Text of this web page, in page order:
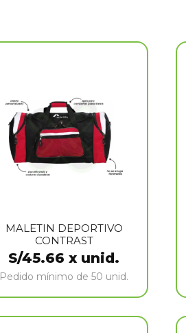
MALETIN DEPORTIVO
CONTRAST
S/45.66 x unid.
Pedido mínimo de 50 unid.